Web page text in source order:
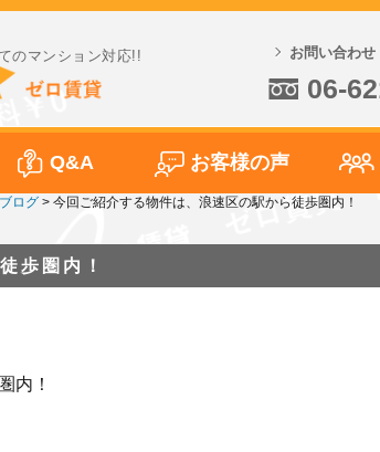
のマンション対応!! お問い合わせ
06-
Q&A お客様の声
ログ > 今回ご紹介する物件は、浪速区の駅から徒歩圏内！
歩圏内！
内！